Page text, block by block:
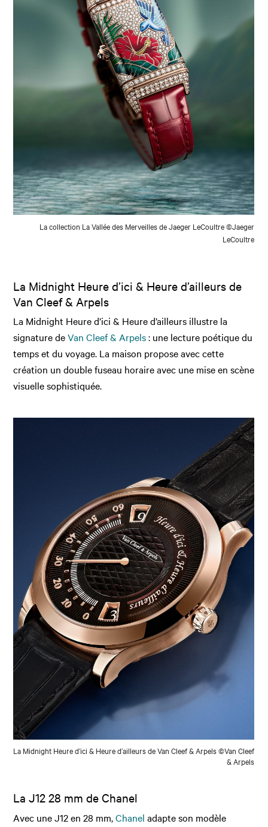
La collection La Vallée des Merveilles de Jaeger LeCoultre ©Jaeger
LeCoultre
La Midnight Heure d’ici & Heure d’ailleurs de
Van Cleef & Arpels
La Midnight Heure d’ici & Heure d’ailleurs illustre la
signature deVan Cleef & Arpels: une lecture poétique du
temps et du voyage. La maison propose avec cette
création un double fuseau horaire avec une mise en scène
visuelle sophistiquée.
La Midnight Heure d’ici & Heure d’ailleurs de Van Cleef & Arpels ©Van Cleef
& Arpels
La J12 28 mm de Chanel
Avec une J12 en 28 mm,Chanel adapte son modèle